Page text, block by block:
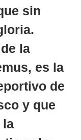
sin
la
es la
de
y que
la